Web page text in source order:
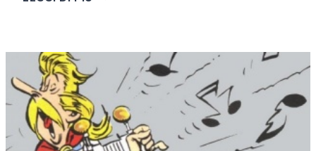
QUELLI
REALI)